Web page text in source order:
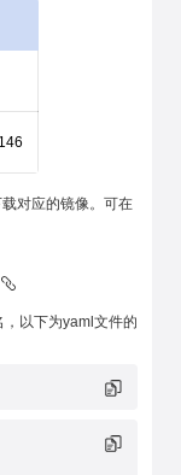
对应的镜像。可在
以下为yaml文件的